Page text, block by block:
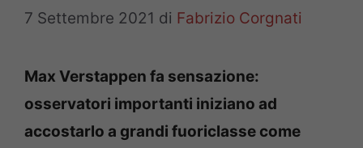
7 Settembre 2021 di Fabrizio Corgnati
Max Verstappen fa sensazione:
osservatori importanti iniziano ad
accostarlo a grandi fuoriclasse come